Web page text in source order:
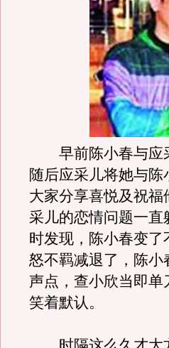
早前陈小春与应
随后应采儿将她与
大家分享喜悦及祝
采儿的恋情问题一
时发现，陈小春变
怒不羁减退了，陈小
声点，查小欣当即单
笑着默认。